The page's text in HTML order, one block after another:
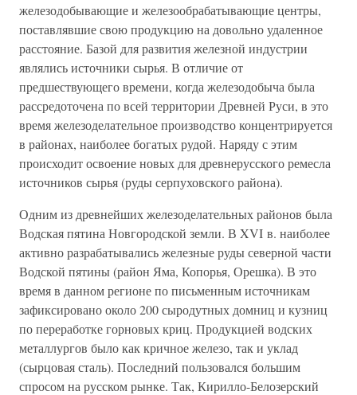
железодобывающие и железообрабатывающие центры,
поставлявшие свою продукцию на довольно удаленное
расстояние. Базой для развития железной индустрии
являлись источники сырья. В отличие от
предшествующего времени, когда железодобыча была
рассредоточена по всей территории Древней Руси, в это
время железоделательное производство концентрируется
в районах, наиболее богатых рудой. Наряду с этим
происходит освоение новых для древнерусского ремесла
источников сырья (руды серпуховского района).
Одним из древнейших железоделательных районов была
Водская пятина Новгородской земли. В XVI в. наиболее
активно разрабатывались железные руды северной части
Водской пятины (район Яма, Копорья, Орешка). В это
время в данном регионе по письменным источникам
зафиксировано около 200 сыродутных домниц и кузниц
по переработке горновых криц. Продукцией водских
металлургов было как кричное железо, так и уклад
(сырцовая сталь). Последний пользовался большим
спросом на русском рынке. Так, Кирилло-Белозерский